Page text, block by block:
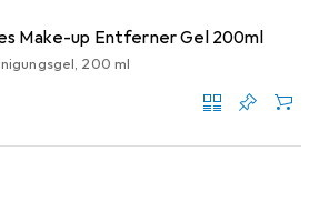
Make-up Entferner Gel 200ml
200 ml